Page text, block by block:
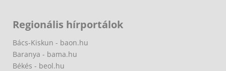
Regionális hírportálok
Bács-Kiskun - baon.hu
Baranya - bama.hu
Békés - beol.hu